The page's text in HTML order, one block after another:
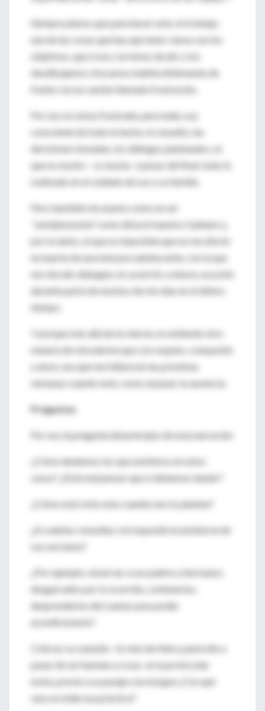
Siempre pienso que para hacer este, mi trabajo,
una de las cosas que hay que tener claras son los
objetivos, que si nos corremos de ahí, o los
desdibujamos chocamos indefectiblemente de
frente con un camión llamado frustración.
Por eso no estoy frustrada, para nada, soy
consciente de todo lo hecho, lo resuelto, las
decisiones tomadas, los diálogos planteados, sé
que es mucho – sí, mucho- a pesar del final, todo lo
realizado en el cuidado de Luz y su familia.
Pero también me asumo como un ser
“sentipensante”
como diría el maestro Galeano y,
por lo tanto, sé que es imposible que no me afecte
la muerte de una nena pre adolescente, con la que
me vinculé, dialogué, reí, acaricié, contuve, escuché
durante parte de muchos de mis días en el último
tiempo.
Y porque más allá de la ciencia, no entiendo otra
manera de vincularme que con respeto, compasión
y amor, ese que me faltará en las próximas
semanas cuando note, como al pasar, tu ausencia.
Preguntas
Por eso la pregunta del principio de esta narración:
¿Cómo duelamos los que asistimos en estos
casos? ¿Está mal pensar que sí debemos duelar?
¿Cómo está visto esto cuando uno lo plantea?
¿A cuántas consultas corresponde la asistencia de
Luz ese lunes?
¿Por ejemplo, observar a sus padres y hermanos
desgarrados por lo ocurrido, contenerlos,
desprenderlos del cuerpo para poder
acondicionarlo?
Colocar su cuerpito –lo más terrible y parecido a
pasar de ser humano a cosa- en la protocolar
bolsa, previo a su pasaje a la morgue ¿Con qué
vara se mide esa práctica?